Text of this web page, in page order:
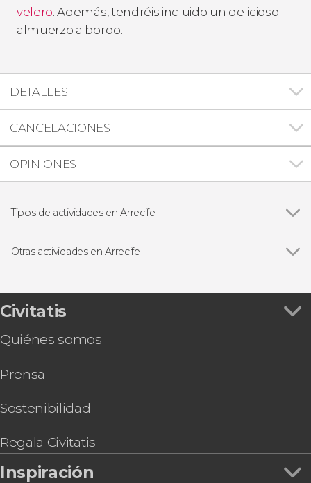
velero. Además, tendréis incluido un delicioso
almuerzo a bordo.
DETALLES
CANCELACIONES
OPINIONES
Tipos de actividades en Arrecife
Otras actividades en Arrecife
Natural de Los Volcanes
Free tour por Arrecife
atardecer
Tour privado por Arrecife
Civitatis
Quiénes somos
Prensa
Sostenibilidad
Regala Civitatis
Inspiración